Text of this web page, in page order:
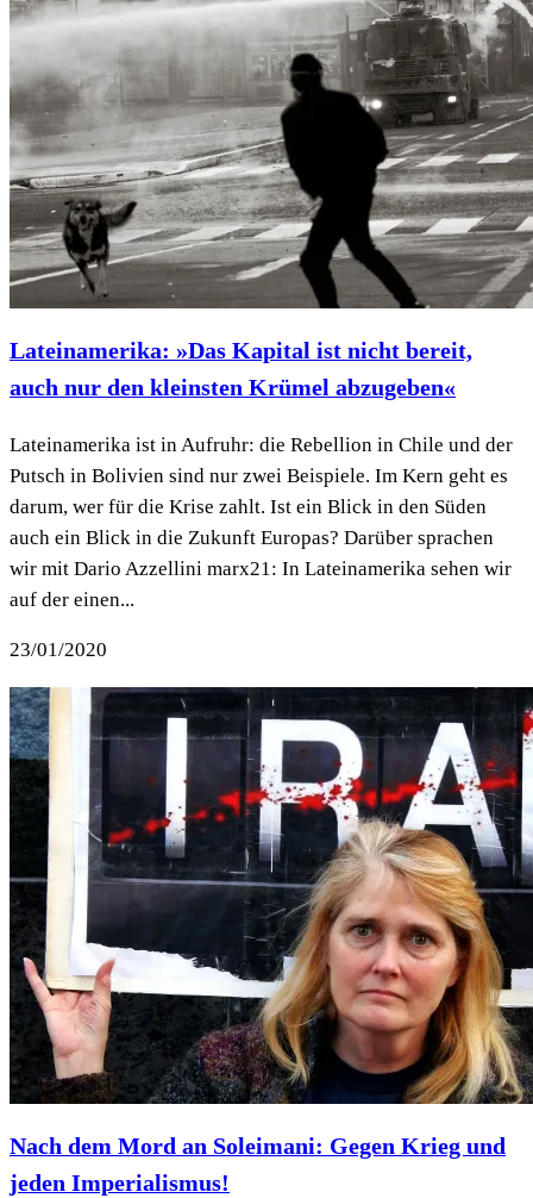
Lateinamerika: »Das Kapital ist nicht bereit,
auch nur den kleinsten Krümel abzugeben«
Lateinamerika ist in Aufruhr: die Rebellion in Chile und der
Putsch in Bolivien sind nur zwei Beispiele. Im Kern geht es
darum, wer für die Krise zahlt. Ist ein Blick in den Süden
auch ein Blick in die Zukunft Europas? Darüber sprachen
wir mit Dario Azzellini marx21: In Lateinamerika sehen wir
auf der einen...
23/01/2020
Nach dem Mord an Soleimani: Gegen Krieg und
jeden Imperialismus!